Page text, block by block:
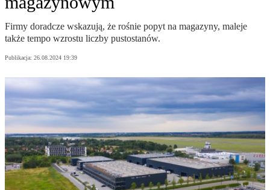
Firmy doradcze wskazują, że rośnie popyt na magazyny, maleje
także tempo wzrostu liczby pustostanów.
Publikacja: 26.08.2024 19:39